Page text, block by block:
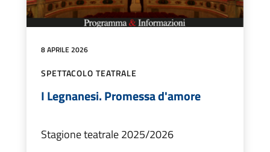
8 APRILE 2026
SPETTACOLO TEATRALE
I Legnanesi. Promessa d'amore
Stagione teatrale 2025/2026